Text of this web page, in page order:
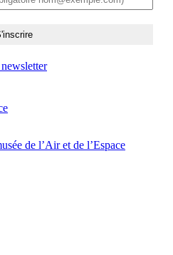
de l’Air et de l’Espace